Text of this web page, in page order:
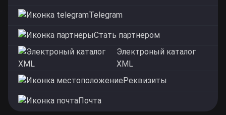
Telegram
Стать партнером
Электроный каталог
XML
Реквизиты
Почта